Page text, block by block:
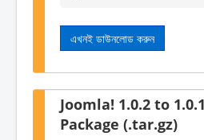
এখনই ডাউনলোড করুন
Joomla! 1.0.2 to
Package (.tar.gz)